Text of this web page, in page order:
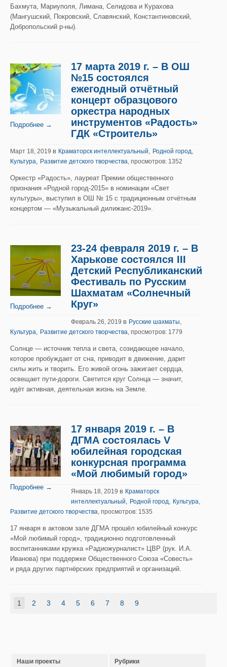
Бахмута, Мариуполя, Лимана, Селидова и Курахова
(Мангушский, Покровский, Славянский, Константиновский,
Добропольский р-ны).
Подробнее →
17 марта 2019 г. – В ОШ
№15 состоялся
ежегодный отчётный
концерт образцового
оркестра народных
инструментов «Радость»
ГДК «Строитель»
Март 18, 2019 в Краматорск интеллектуальный, Родной город,
Культура, Развитие детского творчества, просмотров: 1352
Оркестр «Радость», лауреат Премии общественного
признания «Родной город-2015» в номинации «Свет
культуры», выступил в ОШ № 15 с традиционным отчётным
концертом — «Музыкальный дилижанс-2019».
Подробнее →
23-24 февраля 2019 г. – В
Харькове состоялся III
Детский Республиканский
Фестиваль по Русским
Шахматам «Солнечный
Круг»
Февраль 26, 2019 в Русские шахматы,
Культура, Развитие детского творчества, просмотров: 1779
Солнце — источник тепла и света, созидающее начало,
которое пробуждает от сна, приводит в движение, дарит
силы жить и творить. Его живой огонь зажигает сердца,
освещает пути-дороги. Светится круг Солнца — значит,
идёт активная, деятельная жизнь на Земле.
Подробнее →
17 января 2019 г. – В
ДГМА состоялась V
юбилейная городская
конкурсная программа
«Мой любимый город»
Январь 18, 2019 в Краматорск
интеллектуальный, Родной город, Культура,
Развитие детского творчества, просмотров: 1535
17 января в актовом зале ДГМА прошёл юбилейный конкурс
«Мой любимый город», традиционно подготовленный
воспитанниками кружка «Радиожурналист» ЦВР (рук. И.А.
Иванова) при поддержке Общественного Союза «Совесть»
и ряда других партнёрских предприятий и организаций.
1 2 3 4 5 6 7 8 9
Наши проекты Рубрики